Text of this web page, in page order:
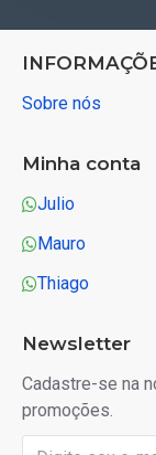
Sobre nós
Minha conta
Julio
Mauro
Thiago
Newsletter
Cadastre-se na
promoções.